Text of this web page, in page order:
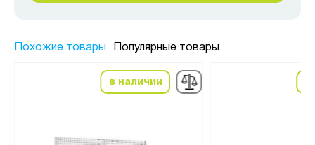
Похожие товары Популярные товары
в наличии